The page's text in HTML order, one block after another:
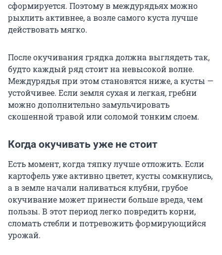
сформируется. Поэтому в междурядьях можно
рыхлить активнее, а возле самого куста лучше
действовать мягко.
После окучивания грядка должна выглядеть так,
будто каждый ряд стоит на невысокой волне.
Междурядья при этом становятся ниже, а кусты —
устойчивее. Если земля сухая и легкая, гребни
можно дополнительно замульчировать
скошенной травой или соломой тонким слоем.
Когда окучивать уже не стоит
Есть момент, когда тяпку лучше отложить. Если
картофель уже активно цветет, кусты сомкнулись,
а в земле начали наливаться клубни, грубое
окучивание может принести больше вреда, чем
пользы. В этот период легко повредить корни,
сломать стебли и потревожить формирующийся
урожай.